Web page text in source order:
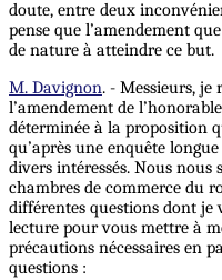
doute, entre deux
pense que l’amendement
de nature à atteindre ce but.
M. Davignon. - Messieurs,
l’amendement de
déterminée à la proposition
qu’après une enquête
divers intéressés. Nous nous
chambres de commerce du
différentes questions dont je
lecture pour vous mettre à
précautions nécessaires en
questions :